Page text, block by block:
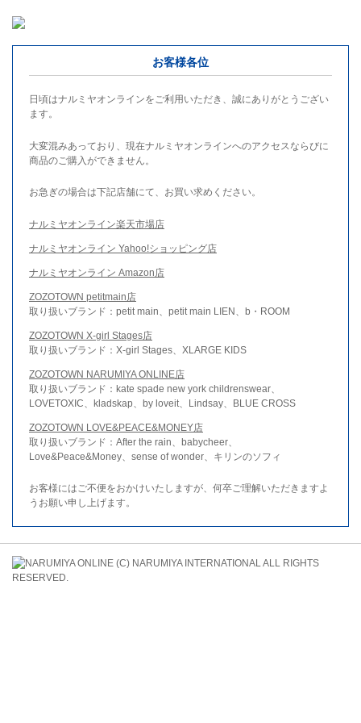
お客様各位
日頃はナルミヤオンラインをご利用いただき、誠にありがとうござい
ます。
大変混みあっており、現在ナルミヤオンラインへのアクセスならびに
商品のご購入ができません。
お急ぎの場合は下記店舗にて、お買い求めください。
ナルミヤオンライン楽天市場店
ナルミヤオンライン Yahoo!ショッピング店
ナルミヤオンライン Amazon店
ZOZOTOWN petitmain店
取り扱いブランド：petit main、petit main LIEN、b・ROOM
ZOZOTOWN X-girl Stages店
取り扱いブランド：X-girl Stages、XLARGE KIDS
ZOZOTOWN NARUMIYA ONLINE店
取り扱いブランド：kate spade new york childrenswear、
LOVETOXIC、kladskap、by loveit、Lindsay、BLUE CROSS
ZOZOTOWN LOVE&PEACE&MONEY店
取り扱いブランド：After the rain、babycheer、
Love&Peace&Money、sense of wonder、キリンのソフィ
お客様にはご不便をおかけいたしますが、何卒ご理解いただきますよ
うお願い申し上げます。